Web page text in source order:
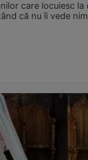
care locuiesc la
că nu îi vede